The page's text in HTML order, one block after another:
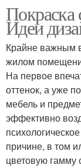
Покраска
Идеи
Крайне важным
жилом
На первое
оттенок, а уже
мебель и
эффективно
причине, в том
цветовую гамму